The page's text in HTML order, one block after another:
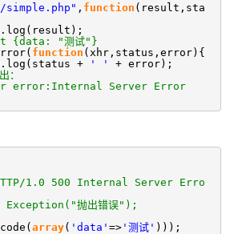
simple.php" , function (result,sta
{data: "测试"}
function (xhr,status,error){
+
' '
+ error);
：
error:Internal Server Error
1.0 500 Internal Server Erro
抛出错误");
array( 'data' => '测试' )));